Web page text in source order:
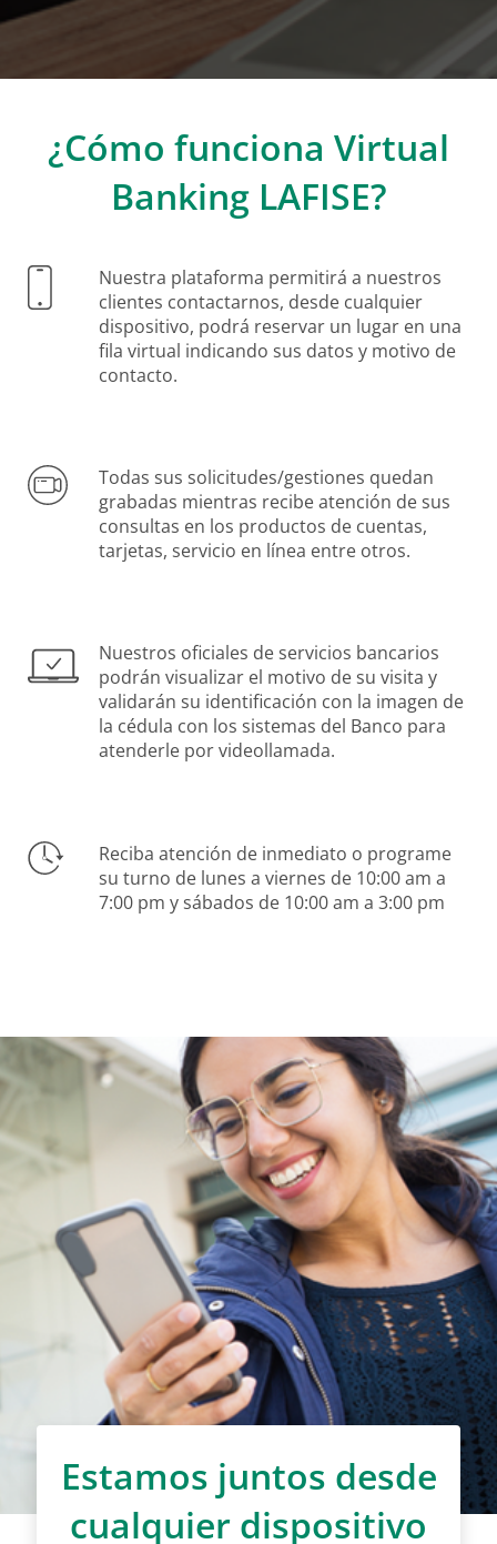
¿Cómo funciona Virtual
Banking LAFISE?
Nuestra plataforma permitirá a nuestros
clientes contactarnos, desde cualquier
dispositivo, podrá reservar un lugar en una
fila virtual indicando sus datos y motivo de
contacto.
Todas sus solicitudes/gestiones quedan
grabadas mientras recibe atención de sus
consultas en los productos de cuentas,
tarjetas, servicio en línea entre otros.
Nuestros oficiales de servicios bancarios
podrán visualizar el motivo de su visita y
validarán su identificación con la imagen de
la cédula con los sistemas del Banco para
atenderle por videollamada.
Reciba atención de inmediato o programe
su turno de lunes a viernes de 10:00 am a
7:00 pm y sábados de 10:00 am a 3:00 pm
Estamos juntos desde
cualquier dispositivo